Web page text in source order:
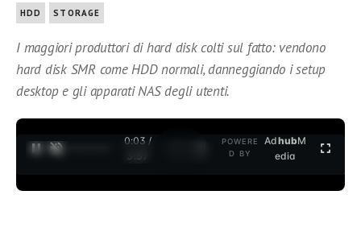
HDD STORAGE
I maggiori produttori di hard disk colti sul fatto: vendono
hard disk SMR come HDD normali, danneggiando i setup
desktop e gli apparati NAS degli utenti.
0:04 /
3:37
POWERE
D BY
AdhubM
edia